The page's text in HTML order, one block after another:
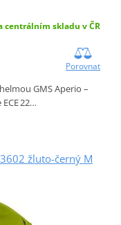
centrálním skladu v ČR
Porovnat
GMS Aperio –
22…
žluto-černý M